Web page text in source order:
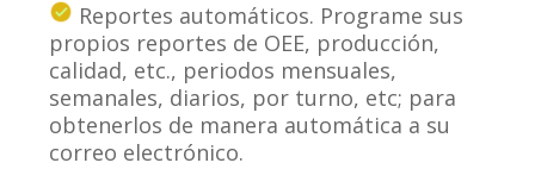
Reportes automáticos. Programe sus
propios reportes de OEE, producción,
calidad, etc., periodos mensuales,
semanales, diarios, por turno, etc; para
obtenerlos de manera automática a su
correo electrónico.